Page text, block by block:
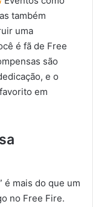
também
uma
é fã de Free
são
e o
em
é mais do que um
no Free Fire.